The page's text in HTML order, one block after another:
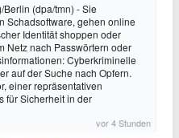
Berlin (dpa/tmn) - Sie
Schadsoftware, gehen online
Identität shoppen oder
Netz nach Passwörtern oder
Cyberkriminelle
auf der Suche nach Opfern.
einer repräsentativen
für Sicherheit in der
vor 4 Stunden